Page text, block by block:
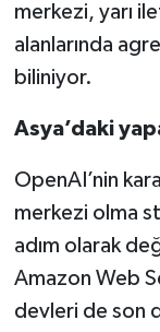
merkezi, yarı
alanlarında
biliniyor.
Asya’daki
OpenAI’nin
merkezi olma
adım olarak
Amazon Web
devleri de son